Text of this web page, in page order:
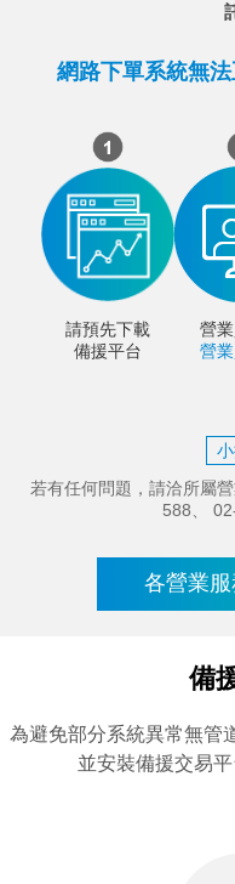
網路下單系統無
請預先下載
備援平台
營
營
若有任何問題，請洽所屬
588、
各營業
備
為避免部分系統異常無管
並安裝備援交易